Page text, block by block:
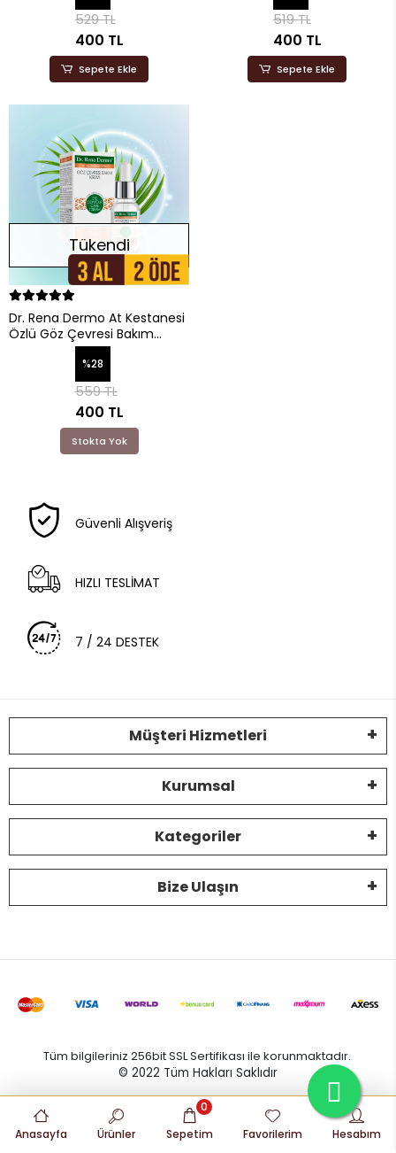
529 TL
400 TL
Sepete Ekle
519 TL
400 TL
Sepete Ekle
Tükendi
Dr. Rena Dermo At Kestanesi
Özlü Göz Çevresi Bakım
Kremi - 20 ml
%28
559 TL
400 TL
Stokta Yok
Güvenli Alışveriş
HIZLI TESLİMAT
7 / 24 DESTEK
Müşteri Hizmetleri
Kurumsal
Kategoriler
Bize Ulaşın
Tüm bilgileriniz 256bit SSL Sertifikası ile korunmaktadır.
© 2022 Tüm Hakları Saklıdır
Anasayfa Ürünler Sepetim
0
Favorilerim
Hesabım